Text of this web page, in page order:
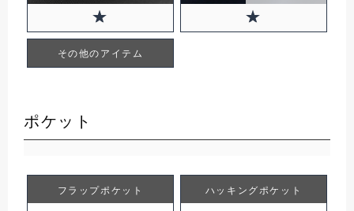
その他のアイテム
ポケット
フラップポケット ハッキングポケット